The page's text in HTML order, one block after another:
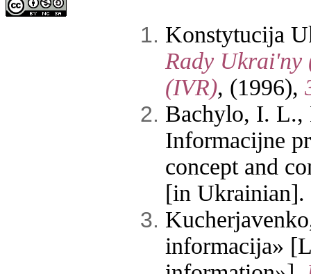
Konstytucija
Rady
(IVR), (1996),
Bachylo, I. L.,
Informacijne
concept and
[in Ukrainian].
informacija»